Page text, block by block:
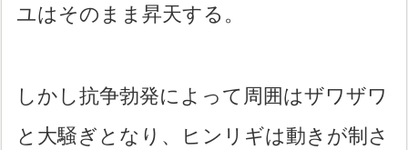
ユはそのまま昇天する。
しかし抗争勃発によって周囲はザワザワ
と大騒ぎとなり、ヒンリギは動きが制さ